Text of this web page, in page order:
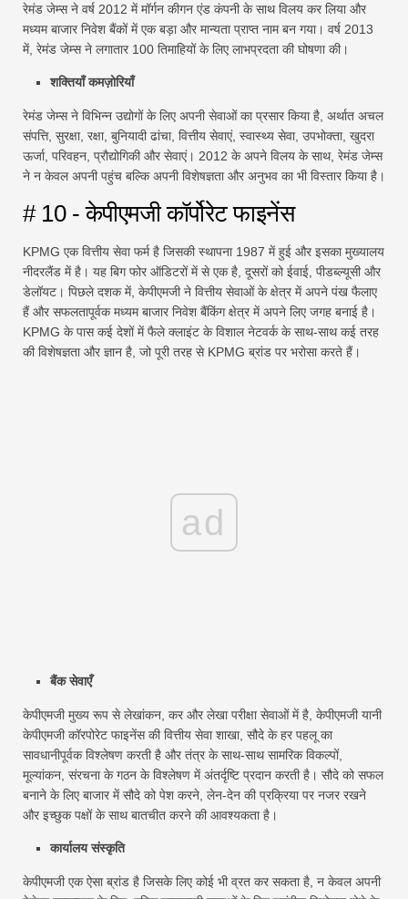
रेमंड जेम्स ने वर्ष 2012 में मॉर्गन कीगन एंड कंपनी के साथ विलय कर लिया और
मध्यम बाजार निवेश बैंकों में एक बड़ा और मान्यता प्राप्त नाम बन गया। वर्ष 2013
में, रेमंड जेम्स ने लगातार 100 तिमाहियों के लिए लाभप्रदता की घोषणा की।
शक्तियाँ कमज़ोरियाँ
रेमंड जेम्स ने विभिन्न उद्योगों के लिए अपनी सेवाओं का प्रसार किया है, अर्थात अचल
संपत्ति, सुरक्षा, रक्षा, बुनियादी ढांचा, वित्तीय सेवाएं, स्वास्थ्य सेवा, उपभोक्ता, खुदरा
ऊर्जा, परिवहन, प्रौद्योगिकी और सेवाएं। 2012 के अपने विलय के साथ, रेमंड जेम्स
ने न केवल अपनी पहुंच बल्कि अपनी विशेषज्ञता और अनुभव का भी विस्तार किया है।
# 10 - केपीएमजी कॉर्पोरेट फाइनेंस
KPMG एक वित्तीय सेवा फर्म है जिसकी स्थापना 1987 में हुई और इसका मुख्यालय
नीदरलैंड में है। यह बिग फोर ऑडिटरों में से एक है, दूसरों को ईवाई, पीडब्ल्यूसी और
डेलॉयट। पिछले दशक में, केपीएमजी ने वित्तीय सेवाओं के क्षेत्र में अपने पंख फैलाए
हैं और सफलतापूर्वक मध्यम बाजार निवेश बैंकिंग क्षेत्र में अपने लिए जगह बनाई है।
KPMG के पास कई देशों में फैले क्लाइंट के विशाल नेटवर्क के साथ-साथ कई तरह
की विशेषज्ञता और ज्ञान है, जो पूरी तरह से KPMG ब्रांड पर भरोसा करते हैं।
ad
बैंक सेवाएँ
केपीएमजी मुख्य रूप से लेखांकन, कर और लेखा परीक्षा सेवाओं में है, केपीएमजी यानी
केपीएमजी कॉरपोरेट फाइनेंस की वित्तीय सेवा शाखा, सौदे के हर पहलू का
सावधानीपूर्वक विश्लेषण करती है और तंत्र के साथ-साथ सामरिक विकल्पों,
मूल्यांकन, संरचना के गठन के विश्लेषण में अंतर्दृष्टि प्रदान करती है। सौदे को सफल
बनाने के लिए बाजार में सौदे को पेश करने, लेन-देन की प्रक्रिया पर नजर रखने
और इच्छुक पक्षों के साथ बातचीत करने की आवश्यकता है।
कार्यालय संस्कृति
केपीएमजी एक ऐसा ब्रांड है जिसके लिए कोई भी व्रत कर सकता है, न केवल अपनी